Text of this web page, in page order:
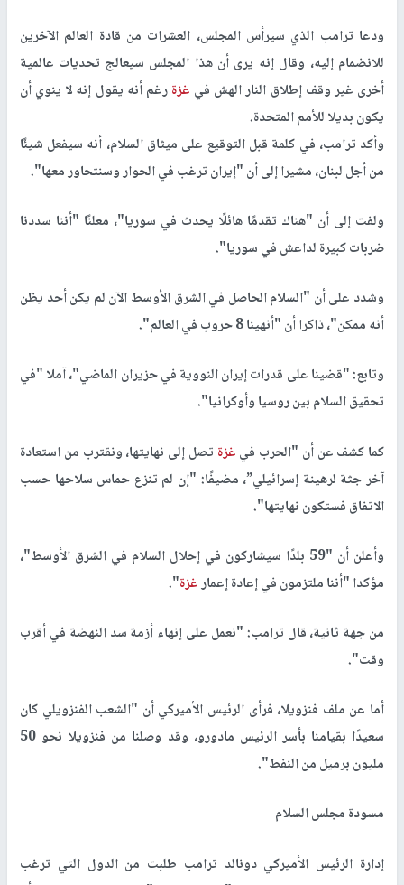
ودعا ترامب الذي سيرأس المجلس، العشرات من قادة العالم الآخرين
للانضمام إليه، وقال إنه يرى أن هذا المجلس سيعالج تحديات عالمية
أخرى غير وقف إطلاق النار الهش في غزةرغم أنه يقول إنه لا ينوي أن
يكون بديلا للأمم المتحدة.
وأكد ترامب، في كلمة قبل التوقيع على ميثاق السلام، أنه سيفعل شيئًا
من أجل لبنان، مشيرا إلى أن "إيران ترغب في الحوار وسنتحاور معها".
ولفت إلى أن "هناك تقدمًا هائلًا يحدث في سوريا"، معلنًا "أننا سددنا
ضربات كبيرة لداعش في سوريا".
وشدد على أن "السلام الحاصل في الشرق الأوسط الآن لم يكن أحد يظن
أنه ممكن"، ذاكرا أن "أنهينا 8 حروب في العالم".
وتابع: "قضينا على قدرات إيران النووية في حزيران الماضي"، آملا "في
تحقيق السلام بين روسيا وأوكرانيا".
كما كشف عن أن "الحرب فيغزة تصل إلى نهايتها، ونقترب من استعادة
آخر جثة لرهينة إسرائيلي”، مضيفًا: "إن لم تنزع حماس سلاحها حسب
الاتفاق فستكون نهايتها".
وأعلن أن "59 بلدًا سيشاركون في إحلال السلام في الشرق الأوسط"،
مؤكدا "أننا ملتزمون في إعادة إعمارغزة".
من جهة ثانية، قال ترامب: "نعمل على إنهاء أزمة سد النهضة في أقرب
وقت".
أما عن ملف فنزويلا، فرأى الرئيس الأميركي أن "الشعب الفنزويلي كان
سعيدًا بقيامنا بأسر الرئيس مادورو، وقد وصلنا من فنزويلا نحو 50
مليون برميل من النفط".
مسودة مجلس السلام
إدارة الرئيس الأميركي دونالد ترامب طلبت من الدول التي ترغب